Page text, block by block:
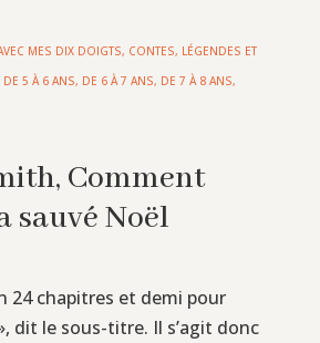
MES DIX DOIGTS, CONTES, LÉGENDES ET
DE 5 À 6 ANS, DE 6 À 7 ANS, DE 7 À 8 ANS,
Comment
sauvé Noël
24 chapitres et demi pour
dit le sous-titre. Il s’agit donc